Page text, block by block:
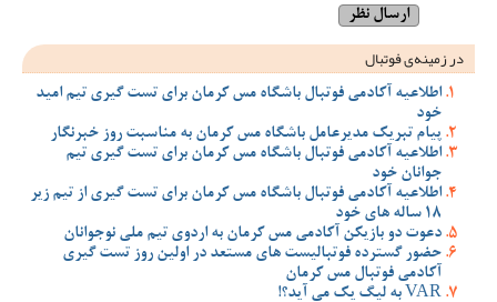
در زمینه‌ی فوتبال
اطلاعیه آکادمی فوتبال باشگاه مس کرمان برای تست گیری تیم امید
خود
پیام تبریک مدیرعامل باشگاه مس کرمان به مناسبت روز خبرنگار
اطلاعیه آکادمی فوتبال باشگاه مس کرمان برای تست گیری تیم
جوانان خود
اطلاعیه آکادمی فوتبال باشگاه مس کرمان برای تست گیری از تیم زیر
18 ساله های خود
دعوت دو بازیکن آکادمی مس کرمان به اردوی تیم ملی نوجوانان
حضور گسترده فوتبالیست های مستعد در اولین روز تست گیری
آکادمی فوتبال مس کرمان
VAR به لیگ یک می آید؟!